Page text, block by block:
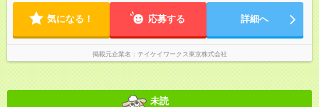
気になる！ 応募する 詳細へ
掲載元企業名 テイケイワークス東京株式会社
未読